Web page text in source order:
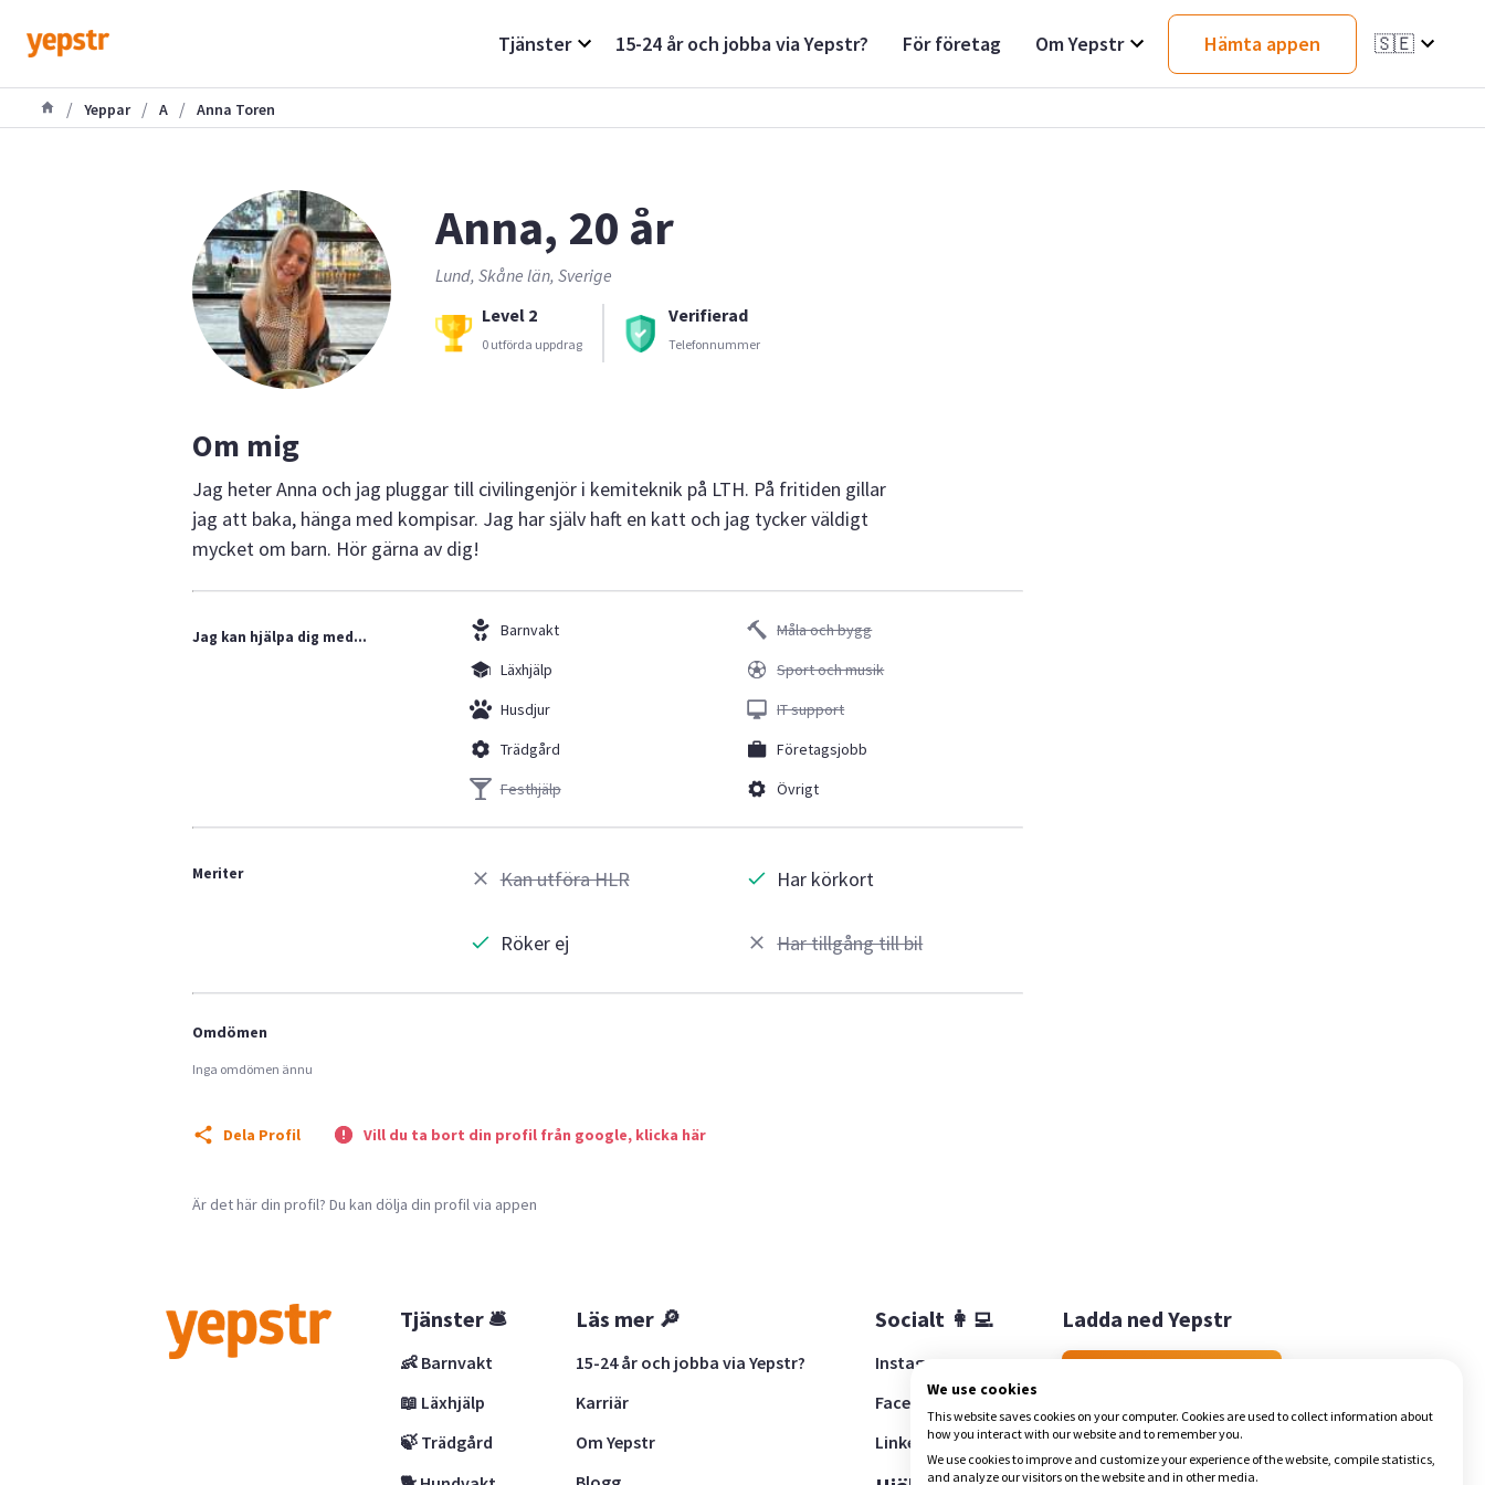
Tjänster 15-24 år och jobba via Yepstr? För företag Om Yepstr Hämta appen 🇸🇪
/ Yeppar / A / Anna Toren
Anna, 20 år
Lund, Skåne län, Sverige
Level 2
0 utförda uppdrag
Verifierad
Telefonnummer
Om mig
Jag heter Anna och jag pluggar till civilingenjör i kemiteknik på LTH. På fritiden gillar
jag att baka, hänga med kompisar. Jag har själv haft en katt och jag tycker väldigt
mycket om barn. Hör gärna av dig!
Jag kan hjälpa dig med...
Barnvakt
Läxhjälp
Husdjur
Trädgård
Festhjälp
Måla och bygg
Sport och musik
IT support
Företagsjobb
Övrigt
Meriter Kan utföra HLR
Röker ej
Har körkort
Har tillgång till bil
Omdömen
Inga omdömen ännu
Dela Profil Vill du ta bort din profil från google, klicka här
Är det här din profil? Du kan dölja din profil via appen
Tjänster 🛎
👶 Barnvakt
📖 Läxhjälp
🍃 Trädgård
Läs mer 🔎
15-24 år och jobba via Yepstr?
Karriär
Om Yepstr
Socialt 👩‍💻
Instagram
Facebook
LinkedIn
Ladda ned Yepstr
We use cookies
This website saves cookies on your computer. Cookies are used to collect information about
how you interact with our website and to remember you.
We use cookies to improve and customize your experience of the website, compile statistics,
and analyze our visitors on the website and in other media.